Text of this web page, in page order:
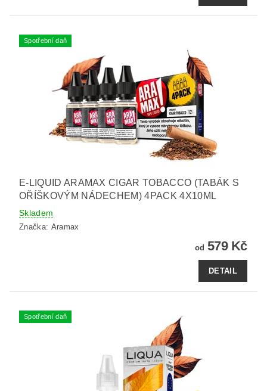
Spotřební daň
E-LIQUID ARAMAX CIGAR TOBACCO (TABÁK S
OŘÍŠKOVÝM NÁDECHEM) 4PACK 4X10ML
Skladem
Značka: Aramax
od 579 Kč
DETAIL
Spotřební daň